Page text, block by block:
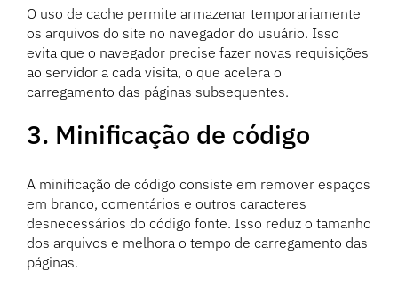
O uso de cache permite armazenar temporariamente
os arquivos do site no navegador do usuário. Isso
evita que o navegador precise fazer novas requisições
ao servidor a cada visita, o que acelera o
carregamento das páginas subsequentes.
3. Minificação de código
A minificação de código consiste em remover espaços
em branco, comentários e outros caracteres
desnecessários do código fonte. Isso reduz o tamanho
dos arquivos e melhora o tempo de carregamento das
páginas.